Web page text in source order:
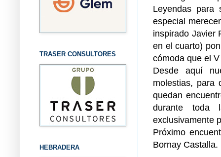
Leyendas para
especial
inspirado Javier
en el cuarto)
cómoda que el
Desde aquí
molestias, para
quedan
durante toda
exclusivamente
Próximo
Bornay Castalla.
TRASER CONSULTORES
HEBRADERA